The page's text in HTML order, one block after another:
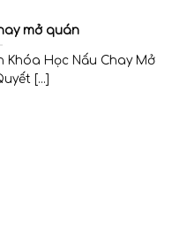
mở quán
Học Nấu Chay Mở
[...]